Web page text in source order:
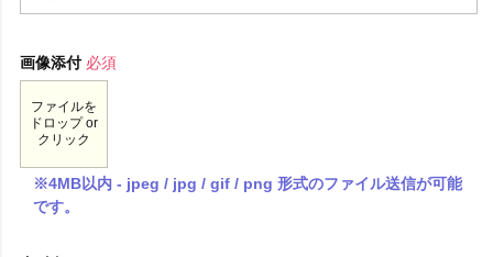
画像添付 必須
ファイルを
ドロップ or
クリック
※4MB以内 - jpeg / jpg / gif / png 形式のファイル送信が可能
です。